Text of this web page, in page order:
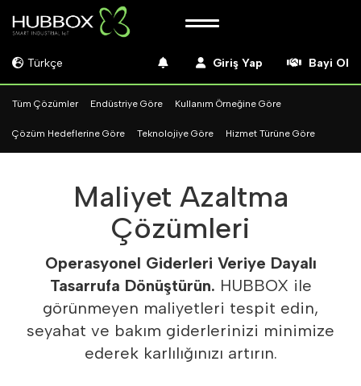
Türkçe Giriş Yap Bayi Ol
Tüm Çözümler Endüstriye Göre Kullanım Örneğine Göre
Çözüm Hedeflerine Göre Teknolojiye Göre Hizmet Türüne Göre
Maliyet Azaltma
Çözümleri
Operasyonel Giderleri Veriye Dayalı
Tasarrufa Dönüştürün. HUBBOX ile
görünmeyen maliyetleri tespit edin,
seyahat ve bakım giderlerinizi minimize
ederek karlılığınızı artırın.